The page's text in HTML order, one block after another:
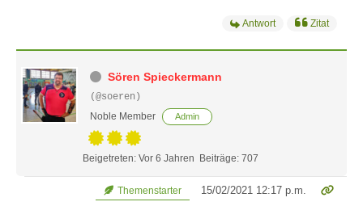
Antwort Zitat
Sören Spieckermann
(@soeren)
Noble Member
Admin
Beigetreten: Vor 6 Jahren Beiträge: 707
Themenstarter 15/02/2021 12:17 p.m.